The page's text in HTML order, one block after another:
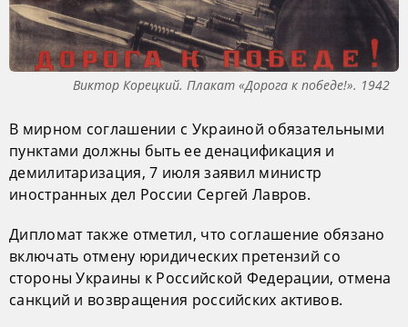
Виктор Корецкий. Плакат «Дорога к победе!». 1942
В мирном соглашении с Украиной обязательными
пунктами должны быть ее денацификация и
демилитаризация, 7 июля заявил министр
иностранных дел России Сергей Лавров.
Дипломат также отметил, что соглашение обязано
включать отмену юридических претензий со
стороны Украины к Российской Федерации, отмена
санкций и возвращения российских активов.